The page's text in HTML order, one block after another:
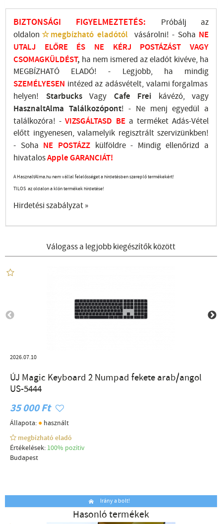
BIZTONSÁGI FIGYELMEZTETÉS:
Próbálj az
oldalon ☆megbízható eladótól vásárolni! - Soha NE
UTALJ ELŐRE ÉS NE KÉRJ POSTÁZÁST VAGY
CSOMAGKÜLDÉST, ha nem ismered az eladót kivéve, ha
MEGBÍZHATÓ ELADÓ! - Legjobb, ha mindig
SZEMÉLYESEN intézed az adásvételt, valami forgalmas
helyen! StarbucksVagy Cafe Frei kávézó, vagy
HasznaltAlma Találkozópont! - Ne menj egyedül a
találkozóra! - VIZSGÁLTASD BEa terméket Adás-Vétel
előtt ingyenesen, valamelyik regisztrált szervizünkben!
- Soha NE POSTÁZZ külföldre- Mindig ellenőrizd a
hivatalosApple GARANCIÁT!
A HasznaltAlma.hu nem vállal felelősséget a hirdetésben szereplő termékekért!
TILOS az oldalon a klón termékek hirdetése!
Hirdetési szabályzat »
Válogass a legjobb kiegészítők között
2026.07.10
ÚJ Magic Keyboard 2 Numpad fekete arab/angol
US-5444
35 000 Ft
Állapota: ● használt
megbízható eladó
Értékelések: 100% pozítiv
Budapest
Irány a bolt!
Hasonló termékek